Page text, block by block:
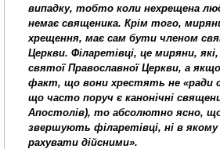
випадку, тобто коли нехрещена
немає священика. Крім того,
хрещення, має сам бути членом
Церкви. Філаретівці, це миряни,
святої Православної Церкви, а
факт, що вони хрестять не «ради
що часто поруч є канонічні
Апостолів), то абсолютно ясно,
звершують філаретівці, ні в якому
рахувати дійсними».